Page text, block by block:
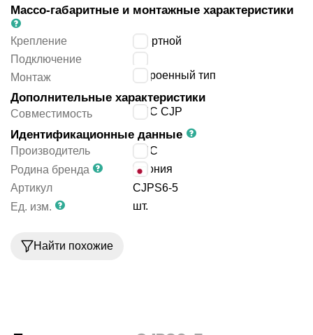
Массо-габаритные и монтажные характеристики
Крепление
ввертной
Подключение
Монтаж
встроенный тип
Дополнительные характеристики
Совместимость SMC CJP
Идентификационные данные
Производитель
SMC
Родина бренда
Япония
Артикул
CJPS6-5
Ед. изм.
шт.
Найти похожие